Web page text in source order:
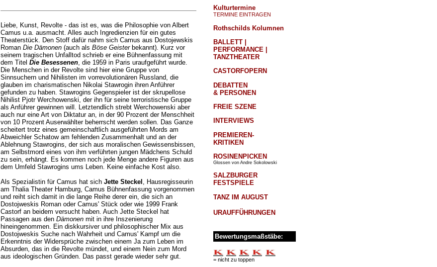
Liebe, Kunst, Revolte - das ist es, was die Philosophie von Albert
Camus u.a. ausmacht. Alles auch Ingredienzien für ein gutes
Theaterstück. Den Stoff dafür nahm sich Camus aus Dostojewskis
Roman Die Dämonen(auch als Böse Geisterbekannt). Kurz vor
seinem tragischen Unfalltod schrieb er eine Bühnenfassung mit
dem Titel Die Besessenen, die 1959 in Paris uraufgeführt wurde.
Die Menschen in der Revolte sind hier eine Gruppe von
Sinnsuchern und Nihilisten im vorrevolutionären Russland, die
glauben im charismatischen Nikolai Stawrogin ihren Anführer
gefunden zu haben. Stawrogins Gegenspieler ist der skrupellose
Nihilist Pjotr Werchowenski, der ihn für seine terroristische Gruppe
als Anführer gewinnen will. Letztendlich strebt Werchowenski aber
auch nur eine Art von Diktatur an, in der 90 Prozent der Menschheit
von 10 Prozent Auserwählter beherrscht werden sollen. Das Ganze
scheitert trotz eines gemeinschaftlich ausgeführten Mords am
Abweichler Schatow am fehlenden Zusammenhalt und an der
Ablehnung Stawrogins, der sich aus moralischen Gewissensbissen,
am Selbstmord eines von ihm verführten jungen Mädchens Schuld
zu sein, erhängt. Es kommen noch jede Menge andere Figuren aus
dem Umfeld Stawrogins ums Leben. Keine einfache Kost also.
Als Spezialistin für Camus hat sich Jette Steckel , Hausregisseurin
am Thalia Theater Hamburg, Camus Bühnenfassung vorgenommen
und reiht sich damit in die lange Reihe derer ein, die sich an
Dostojweskis Roman oder Camus' Stück oder wie 1999 Frank
Castorf an beidem versucht haben. Auch Jette Steckel hat
Passagen aus den Dämonenmit in ihre Inszenierung
hineingenommen. Ein diskkursiver und philosophischer Mix aus
Dostojweskis Suche nach Wahrheit und Camus' Kampf um die
Erkenntnis der Widersprüche zwischen einem Ja zum Leben im
Absurden, das in die Revolte mündet, und einem Nein zum Mord
aus ideologischen Gründen. Das passt gerade wieder sehr gut.
Kulturtermine
TERMINE EINTRAGEN
Rothschilds Kolumnen
BALLETT |
PERFORMANCE |
TANZTHEATER
CASTORFOPERN
DEBATTEN
& PERSONEN
FREIE SZENE
INTERVIEWS
PREMIEREN-
KRITIKEN
ROSINENPICKEN
Glossen von Andre Sokolowski
SALZBURGER
FESTSPIELE
TANZ IM AUGUST
URAUFFÜHRUNGEN
Bewertungsmaßstäbe:
= nicht zu toppen